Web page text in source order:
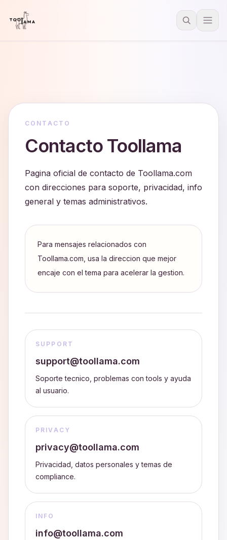
CONTACTO
Contacto Toollama
Pagina oficial de contacto de Toollama.com
con direcciones para soporte, privacidad, info
general y temas administrativos.
Para mensajes relacionados con
Toollama.com, usa la direccion que mejor
encaje con el tema para acelerar la gestion.
SUPPORT
support@toollama.com
Soporte tecnico, problemas con tools y ayuda
al usuario.
PRIVACY
privacy@toollama.com
Privacidad, datos personales y temas de
compliance.
INFO
info@toollama.com